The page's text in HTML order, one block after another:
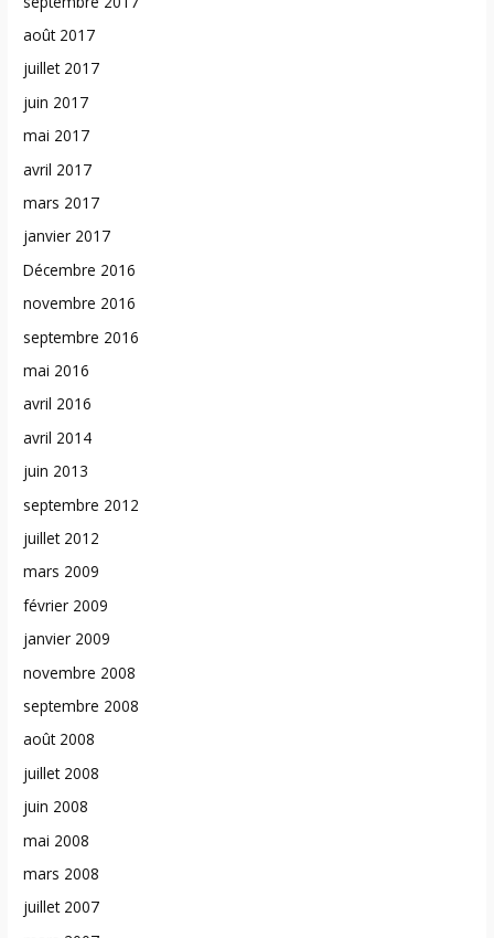
août 2017
juillet 2017
juin 2017
mai 2017
avril 2017
mars 2017
janvier 2017
Décembre 2016
novembre 2016
septembre 2016
mai 2016
avril 2016
avril 2014
juin 2013
septembre 2012
juillet 2012
mars 2009
février 2009
janvier 2009
novembre 2008
septembre 2008
août 2008
juillet 2008
juin 2008
mai 2008
mars 2008
juillet 2007